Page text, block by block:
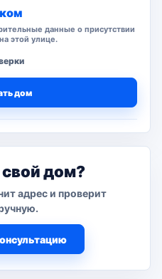
данные о присутствии
этой улице.
дом
дом?
адрес и проверит